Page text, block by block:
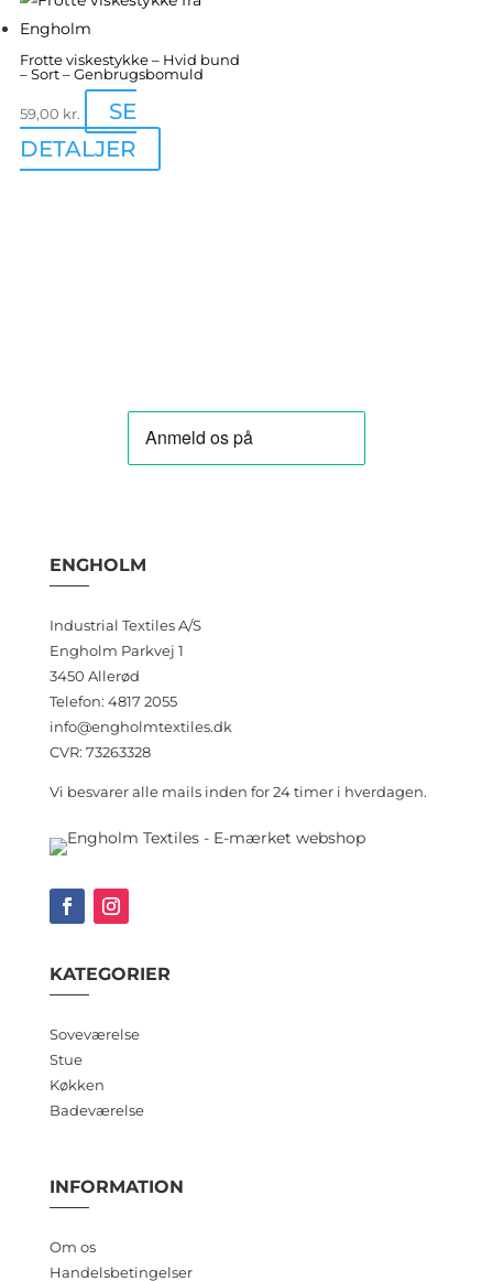
Frotte viskestykke – Hvid bund
– Sort – Genbrugsbomuld
59,00 kr.
SE
DETALJER
ENGHOLM
Industrial Textiles A/S
Engholm Parkvej 1
3450 Allerød
Telefon: 4817 2055
info@engholmtextiles.dk
CVR: 73263328
Vi besvarer alle mails inden for 24 timer i hverdagen.
KATEGORIER
Soveværelse
Stue
Køkken
Badeværelse
INFORMATION
Om os
Handelsbetingelser